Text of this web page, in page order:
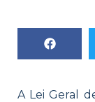
A Lei Geral